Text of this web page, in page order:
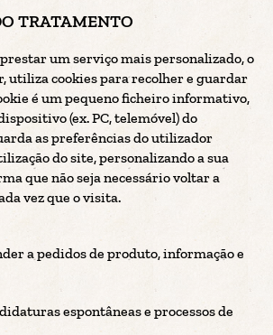
TRATAMENTO
um serviço mais personalizado, o
utiliza cookies para recolher e guardar
é um pequeno ficheiro informativo,
(ex. PC, telemóvel) do
as preferências do utilizador
do site, personalizando a sua
que não seja necessário voltar a
vez que o visita.
a pedidos de produto, informação e
espontâneas e processos de